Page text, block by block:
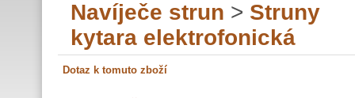
Navíječe strun > Struny
kytara elektrofonická